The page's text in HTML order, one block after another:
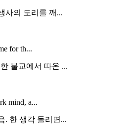
사의 도리를 깨...
for th...
불교에서 따온 ...
mind, a...
. 한 생각 돌리면...